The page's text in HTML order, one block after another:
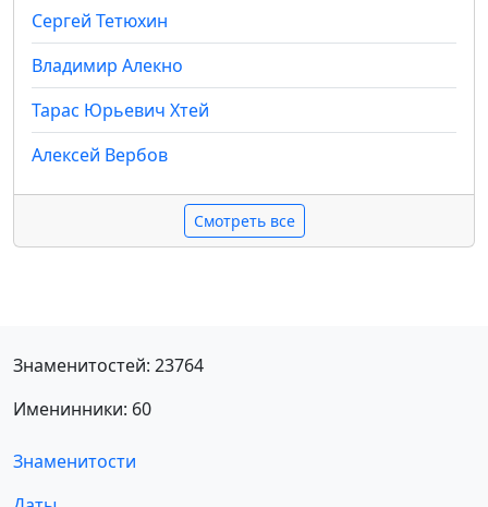
Сергей Тетюхин
Владимир Алекно
Тарас Юрьевич Хтей
Алексей Вербов
Смотреть все
Знаменитостей: 23764
Именинники: 60
Знаменитости